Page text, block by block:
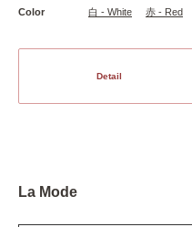
Color
白 - White 赤 - Red
Detail
La Mode